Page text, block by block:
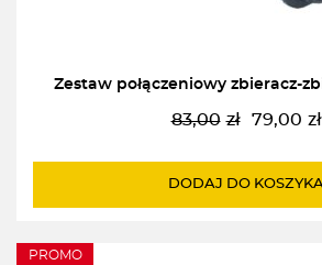
Zestaw połączeniowy zbieracz-
83,00 zł
Pierwotna
wynosiła:
79,00 zł
Aktualna
wynosi:
DODAJ DO
PROMO